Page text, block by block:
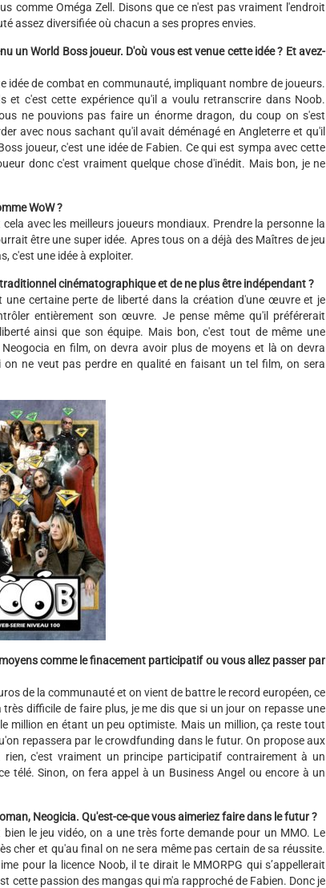
comme Oméga Zell. Disons que ce n'est pas vraiment l'endroit
assez diversifiée où chacun a ses propres envies.
un World Boss joueur. D'où vous est venue cette idée ? Et avez-
idée de combat en communauté, impliquant nombre de joueurs.
et c'est cette expérience qu'il a voulu retranscrire dans Noob.
ne pouvions pas faire un énorme dragon, du coup on s'est
avec nous sachant qu'il avait déménagé en Angleterre et qu'il
joueur, c'est une idée de Fabien. Ce qui est sympa avec cette
donc c'est vraiment quelque chose d'inédit. Mais bon, je ne
WoW ?
avec les meilleurs joueurs mondiaux. Prendre la personne la
être une super idée. Apres tous on a déjà des Maîtres de jeu
c'est une idée à exploiter.
cinématographique et de ne plus être indépendant ?
certaine perte de liberté dans la création d'une œuvre et je
entièrement son œuvre. Je pense même qu'il préférerait
ainsi que son équipe. Mais bon, c'est tout de même une
en film, on devra avoir plus de moyens et là on devra
ne veut pas perdre en qualité en faisant un tel film, on sera
comme le finacement participatif ou vous allez passer par
de la communauté et on vient de battre le record européen, ce
difficile de faire plus, je me dis que si un jour on repasse une
million en étant un peu optimiste. Mais un million, ça reste tout
repassera par le crowdfunding dans le futur. On propose aux
c'est vraiment un principe participatif contrairement à un
télé. Sinon, on fera appel à un Business Angel ou encore à un
Neogicia. Qu'est-ce-que vous aimeriez faire dans le futur ?
le jeu vidéo, on a une très forte demande pour un MMO. Le
cher et qu'au final on ne sera même pas certain de sa réussite.
pour la licence Noob, il te dirait le MMORPG qui s’appellerait
cette passion des mangas qui m'a rapproché de Fabien. Donc je